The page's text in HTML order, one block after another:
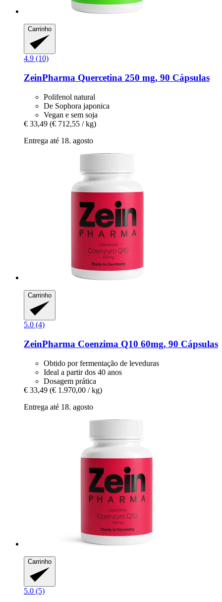
Carrinho
4.9 (10)
ZeinPharma Quercetina 250 mg, 90 Cápsulas
Polifenol natural
De Sophora japonica
Vegan e sem soja
€ 33,49 (€ 712,55 / kg)
Entrega até 18. agosto
Carrinho
5.0 (4)
ZeinPharma Coenzima Q10 60mg, 90 Cápsulas
Obtido por fermentação de leveduras
Ideal a partir dos 40 anos
Dosagem prática
€ 33,49 (€ 1.970,00 / kg)
Entrega até 18. agosto
Carrinho
5.0 (5)